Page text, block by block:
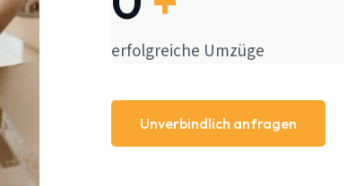
erfolgreiche Umzüge
Unverbindlich anfragen